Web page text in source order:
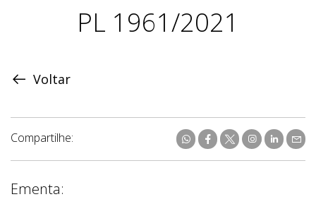
ProposiçãoPL 1961/2021
Voltar
Compartilhe:
Ementa: